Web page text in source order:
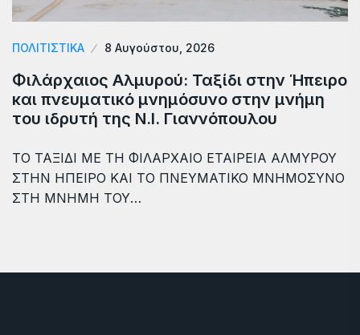
ΠΟΛΙΤΙΣΤΙΚΑ 8 Αυγούστου, 2026
Φιλάρχαιος Αλμυρού: Ταξίδι στην Ήπειρο
και πνευματικό μνημόσυνο στην μνήμη
του ιδρυτή της Ν.Ι. Γιαννόπουλου
ΤΟ ΤΑΞΙΔΙ ΜΕ ΤΗ ΦΙΛΑΡΧΑΙΟ ΕΤΑΙΡΕΙΑ ΑΛΜΥΡΟΥ
ΣΤΗΝ ΗΠΕΙΡΟ ΚΑΙ ΤΟ ΠΝΕΥΜΑΤΙΚΟ ΜΝΗΜΟΣΥΝΟ
ΣΤΗ ΜΝΗΜΗ ΤΟΥ…